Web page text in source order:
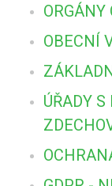
ORGÁNY
OBECNÍ
ÚŘADY